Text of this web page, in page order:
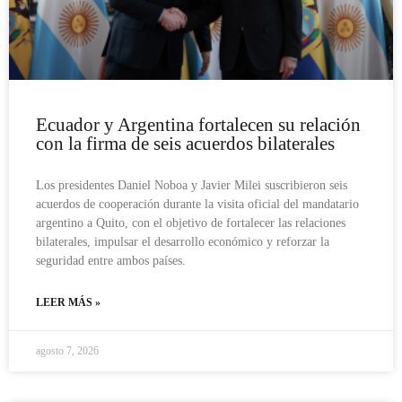
Ecuador y Argentina fortalecen su relación
con la firma de seis acuerdos bilaterales
Los presidentes Daniel Noboa y Javier Milei suscribieron seis
acuerdos de cooperación durante la visita oficial del mandatario
argentino a Quito, con el objetivo de fortalecer las relaciones
bilaterales, impulsar el desarrollo económico y reforzar la
seguridad entre ambos países.
LEER MÁS »
agosto 7, 2026